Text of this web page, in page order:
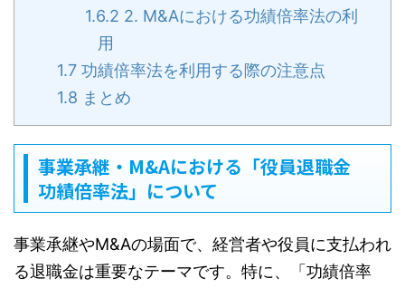
1.6.2 2. M&Aにおける功績倍率法の利
用
1.7 功績倍率法を利用する際の注意点
1.8 まとめ
事業承継・M&Aにおける「役員退職金
功績倍率法」について
事業承継やM&Aの場面で、経営者や役員に支払われ
る退職金は重要なテーマです。特に、「功績倍率